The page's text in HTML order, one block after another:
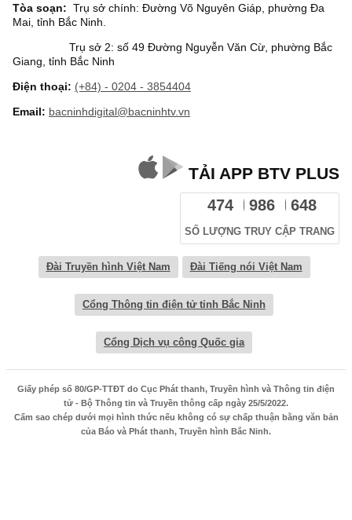
Tòa soạn: Trụ sở chính: Đường Võ Nguyên Giáp, phường Đa
Mai, tỉnh Bắc Ninh.
Trụ sở 2: số 49 Đường Nguyễn Văn Cừ, phường Bắc
Giang, tỉnh Bắc Ninh
Điện thoại: (+84) - 0204 - 3854404
Email: bacninhdigital@bacninhtv.vn
TẢI APP BTV PLUS
474 986 648
SỐ LƯỢNG TRUY CẬP TRANG
Đài Truyền hình Việt Nam Đài Tiếng nói Việt Nam
Cổng Thông tin điện tử tỉnh Bắc Ninh
Cổng Dịch vụ công Quốc gia
Giấy phép số 80/GP-TTĐT do Cục Phát thanh, Truyền hình và Thông tin điện
tử - Bộ Thông tin và Truyền thông cấp ngày 25/5/2022.
Cấm sao chép dưới mọi hình thức nếu không có sự chấp thuận bằng văn bản
của Báo và Phát thanh, Truyền hình Bắc Ninh.